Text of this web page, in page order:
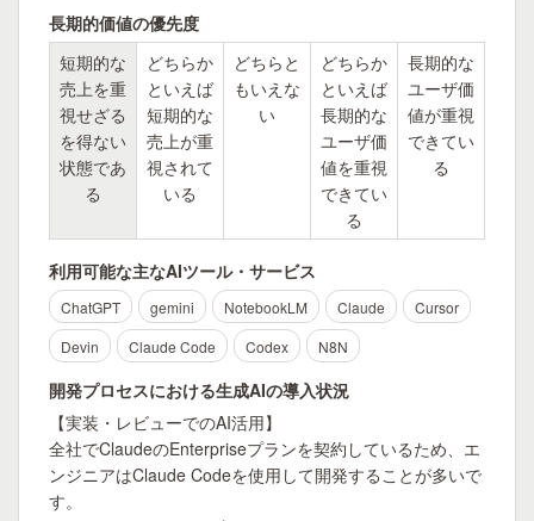
長期的価値の優先度
短期的な
売上を重
視せざる
を得ない
状態であ
る
どちらか
といえば
短期的な
売上が重
視されて
いる
どちらと
もいえな
い
どちらか
といえば
長期的な
ユーザ価
値を重視
できてい
る
長期的な
ユーザ価
値が重視
できてい
る
利用可能な主なAIツール・サービス
ChatGPT gemini NotebookLM Claude
Cursor
Devin
Claude Code Codex N8N
開発プロセスにおける生成AIの導入状況
【実装・レビューでのAI活用】
全社でClaudeのEnterpriseプランを契約しているため、エ
ンジニアはClaude Codeを使用して開発することが多いで
す。